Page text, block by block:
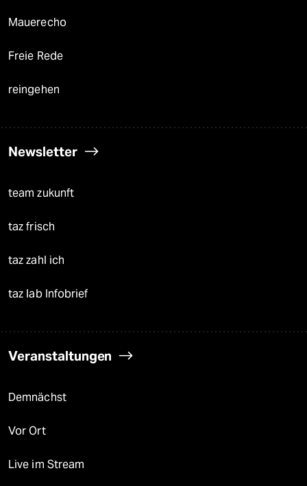
Mauerecho
Freie Rede
reingehen
Newsletter
team zukunft
taz frisch
taz zahl ich
taz lab Infobrief
Veranstaltungen
Demnächst
Vor Ort
Live im Stream